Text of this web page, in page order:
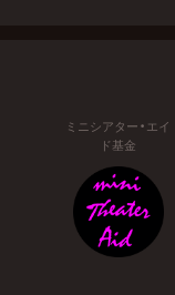
ミニシアター・エイ
ド基金